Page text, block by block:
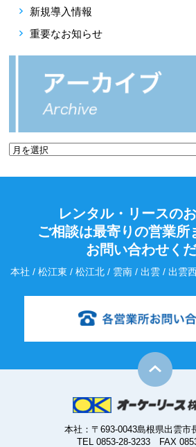
新規導入情報
重要なお知らせ
レンタル・リースの
ご相談は最寄りの営業所
お問い合わせく
本社 / 松江東 / 松江北 / 雲南 / 出雲 / 出雲
本社：〒693-0043島根県出雲市
TEL 0853-28-3233 FAX